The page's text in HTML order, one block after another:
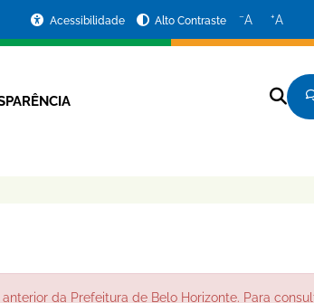
Acessibilidade Alto Contraste −A +A
da Prefeitura de Belo Horizonte. Para